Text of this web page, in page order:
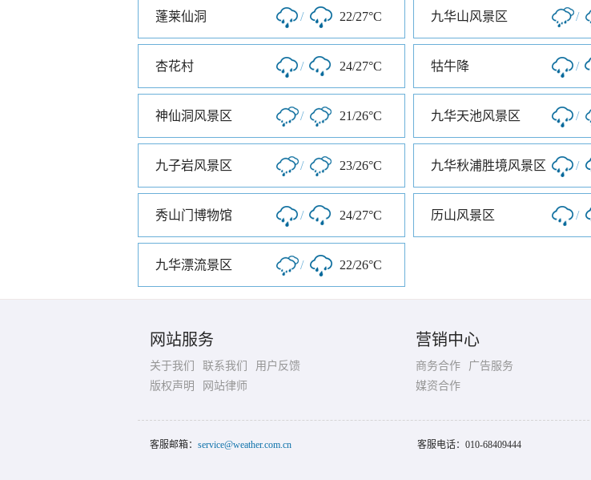
蓬莱仙洞 / 22/27°C 九华山风景区 /
杏花村 / 24/27°C 牯牛降 /
神仙洞风景区 / 21/26°C 九华天池风景区 /
九子岩风景区 / 23/26°C 九华秋浦胜境风景区 /
秀山门博物馆 / 24/27°C 历山风景区 /
九华漂流景区 / 22/26°C
网站服务
关于我们 联系我们
用户反馈
版权声明
网站律师
营销中心
商务合作
广告服务
媒资合作
客服邮箱： service@weather.com.cn 客服电话： 010-68409444